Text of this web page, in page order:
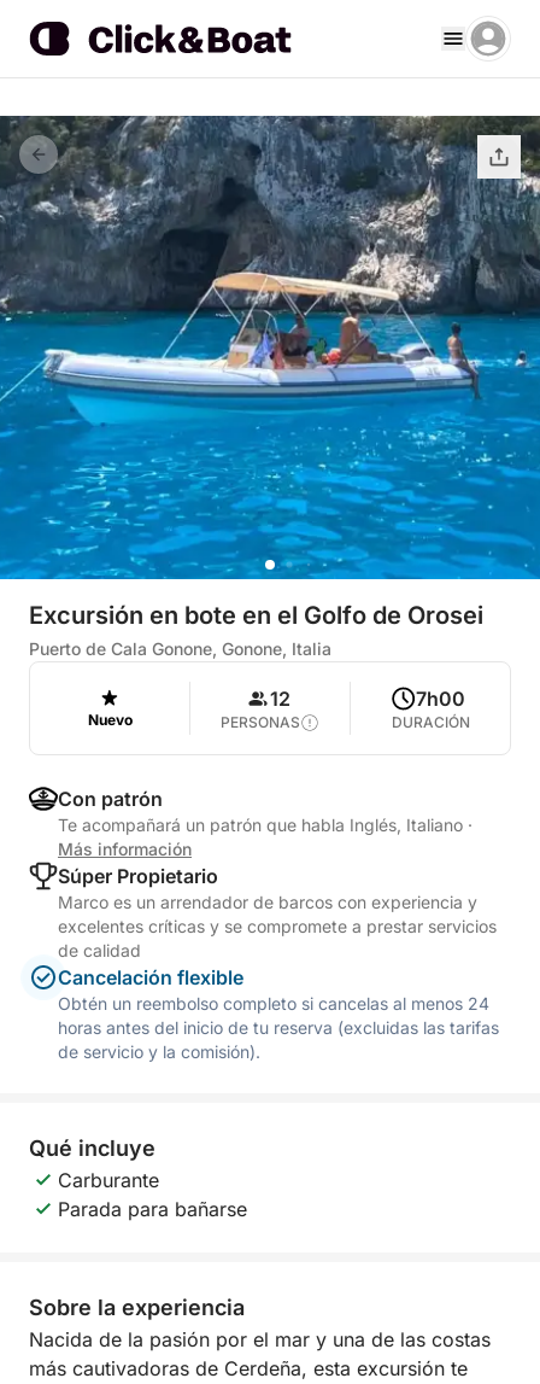
Excursión en bote en el Golfo de Orosei
Puerto de Cala Gonone, Gonone, Italia
Nuevo
12
PERSONAS
7h00
DURACIÓN
Con patrón
Te acompañará un patrón que habla Inglés, Italiano ·
Más información
Súper Propietario
Marco es un arrendador de barcos con experiencia y
excelentes críticas y se compromete a prestar servicios
de calidad
Cancelación flexible
Obtén un reembolso completo si cancelas al menos 24
horas antes del inicio de tu reserva (excluidas las tarifas
de servicio y la comisión).
Qué incluye
Carburante
Parada para bañarse
Sobre la experiencia
Nacida de la pasión por el mar y una de las costas
más cautivadoras de Cerdeña, esta excursión te